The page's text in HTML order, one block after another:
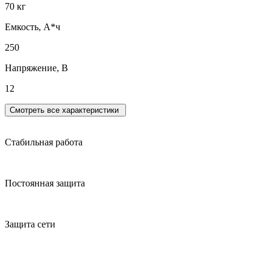
70 кг
Емкость, А*ч
250
Напряжение, В
12
Смотреть все характеристики
Стабильная работа
Постоянная защита
Защита сети